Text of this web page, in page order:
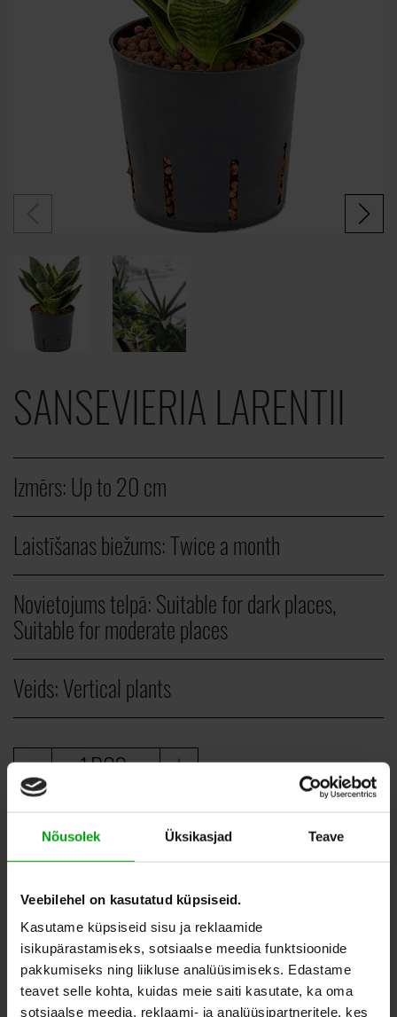
Nõusolek Üksikasjad Teave
Veebilehel on kasutatud küpsiseid.
Kasutame küpsiseid sisu ja reklaamide
isikupärastamiseks, sotsiaalse meedia funktsioonide
pakkumiseks ning liikluse analüüsimiseks. Edastame
teavet selle kohta, kuidas meie saiti kasutate, ka oma
sotsiaalse meedia, reklaami- ja analüüsipartneritele, kes
SANSEVIERIA LARENTII
Izmērs: Up to 20 cm
Laistīšanas biežums:Twice a month
Novietojums telpā:Suitable for dark places,
Suitable for moderate places
Veids:Vertical plants
PCS.
8,00–12,00EUR
ADD TO WHISHLIST